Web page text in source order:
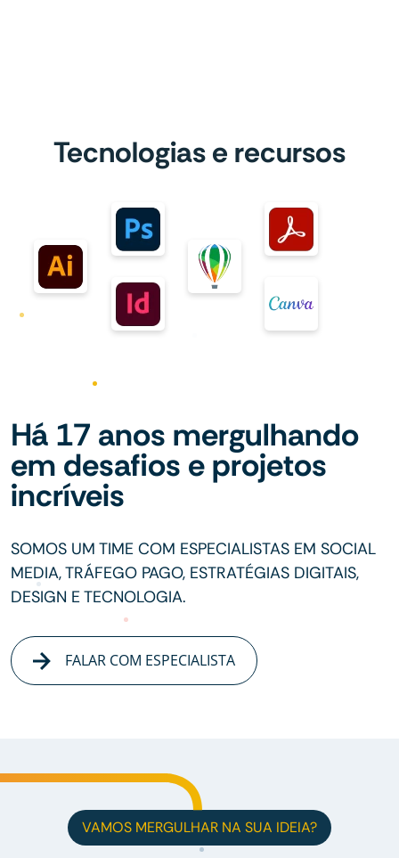
Tecnologias e recursos
Há 17 anos mergulhando
em desafios e projetos
incríveis
SOMOS UM TIME COM ESPECIALISTAS EM SOCIAL
MEDIA, TRÁFEGO PAGO, ESTRATÉGIAS DIGITAIS,
DESIGN E TECNOLOGIA.
FALAR COM ESPECIALISTA
VAMOS MERGULHAR NA SUA IDEIA?